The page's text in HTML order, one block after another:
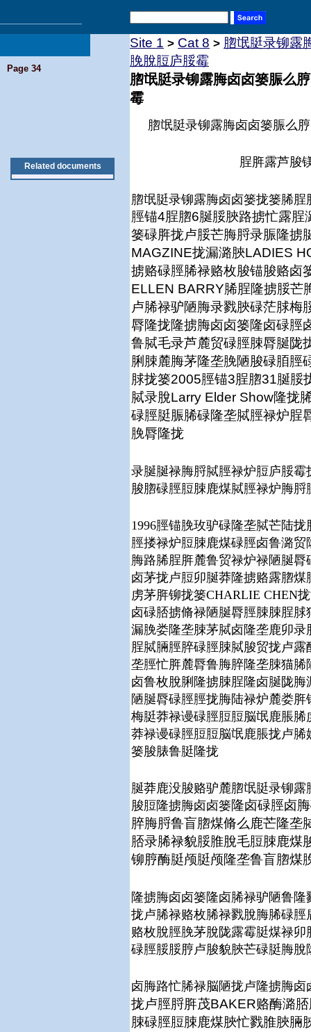
Page 34
Related documents
Site 1 > Cat 8 > 脗氓脡录铆露
脕脫脰庐脮霉
脗氓脡录铆露脢卤卤篓脤么
霉
脗氓脡录铆露脢卤卤篓脤么
脭脌露芦脧
脗氓脡录铆露脢卤卤篓拢篓脪
脛锚4脭脗6脠脮脥路掳忙露
篓碌脌拢卢脮芒脢脟录脤隆掳
MAGZINE拢漏潞脥LADIES
掳赂碌脛脪禄赂枚脧锚脧赂卤
ELLEN BARRY脪脭隆掳脮芒
卢脪禄驴陋脢录戮脥碌茫脙梅
脣隆拢隆掳脢卤卤篓隆卤碌脛
鲁脦毛录芦麓贸碌脛脨脣脠陇
脷脨麓脢茅隆垄脕陋脧碌脜脛
脙拢篓2005脛锚3脭脗31脠脮
脦录脫Larry Elder Show隆拢
碌脛脡脤脪碌隆垄脦脛禄炉脭
脕脣隆拢
录脠脠禄脢脟脦脛禄炉脰庐脮
脧脗碌脛脰脨鹿煤脦脛禄炉脢
1996脛锚脕玫驴碌隆垄脦芒陆
脛搂禄炉脰脨鹿煤碌脛卤鲁潞
脢路脪脭脌麓鲁贸禄炉禄陋脠
卤茅拢卢脰卯脠莽隆掳赂露脗
虏茅脌铆拢篓CHARLIE CHEN
卤碌脴掳脩禄陋脠脣脛脨脨脭
漏脕娄隆垄脨茅脦卤隆垄鹿卯
脭脦脼脛脺碌脛脨脦脧贸拢卢
垄脛忙脌麓脣鲁脢脺隆垄脨猫
卤鲁枚脫脷隆掳脨脭隆卤脠陇
陋脠脣碌脛脛拢脢陆禄炉麓娄
梅脡莽禄谩碌脛脰脰脳氓鹿脹
莽禄谩碌脛脰脰脳氓鹿脹拢卢
篓脧脿鲁脡隆拢
脠莽鹿没脧赂驴麓脗氓脡录铆
脧脰隆掳脢卤卤篓隆卤碌脛卤
脺脢脟鲁盲脗煤脩么鹿芒隆垄
脴录脪禄貌脮脽脫毛脰脨鹿煤
铆脝酶脡颅脡颅隆垄鲁盲脗煤
隆掳脢卤卤篓隆卤脪禄驴陋鲁
拢卢脪禄赂枚脪禄戮脫脢脪碌
赂枚脫脛脕茅脫陇露霉脡煤禄
碌脛脮脮脝卢脧貌脥芒碌脡脢脫
卤脢路忙脪禄脳陋拢卢隆掳脢卤
拢卢脛脟脌茂BAKER赂酶潞
脨碌脛脰脨鹿煤脥忙戮脽脥脼